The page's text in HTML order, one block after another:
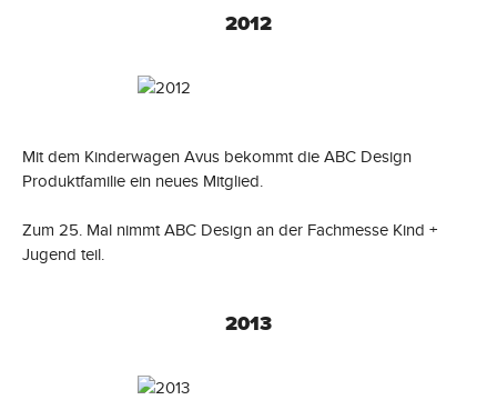
2012
Mit dem Kinderwagen Avus bekommt die ABC Design
Produktfamilie ein neues Mitglied.
Zum 25. Mal nimmt ABC Design an der Fachmesse Kind +
Jugend teil.
2013